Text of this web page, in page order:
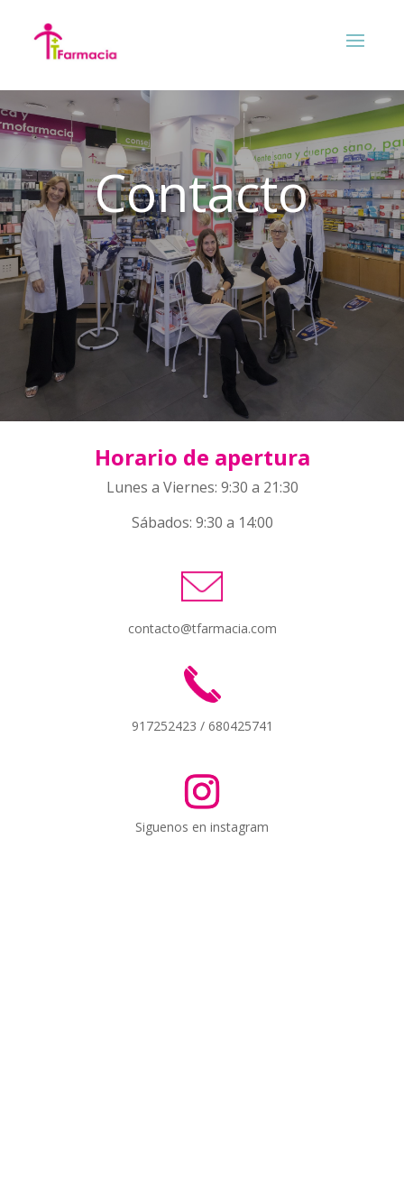
Contacto
Horario de apertura
Lunes a Viernes: 9:30 a 21:30
Sábados: 9:30 a 14:00
contacto@tfarmacia.com
917252423 / 680425741
Siguenos en instagram